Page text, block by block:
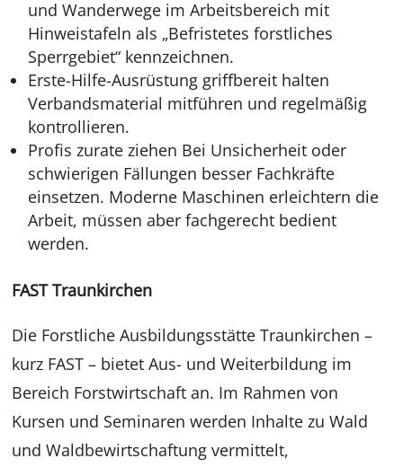
und Wanderwege im Arbeitsbereich mit
Hinweistafeln als „Befristetes forstliches
Sperrgebiet“ kennzeichnen.
Erste-Hilfe-Ausrüstung griffbereit halten
Verbandsmaterial mitführen und regelmäßig
kontrollieren.
Profis zurate ziehen Bei Unsicherheit oder
schwierigen Fällungen besser Fachkräfte
einsetzen. Moderne Maschinen erleichtern die
Arbeit, müssen aber fachgerecht bedient
werden.
FAST Traunkirchen
Die Forstliche Ausbildungsstätte Traunkirchen –
kurz FAST – bietet Aus- und Weiterbildung im
Bereich Forstwirtschaft an. Im Rahmen von
Kursen und Seminaren werden Inhalte zu Wald
und Waldbewirtschaftung vermittelt,